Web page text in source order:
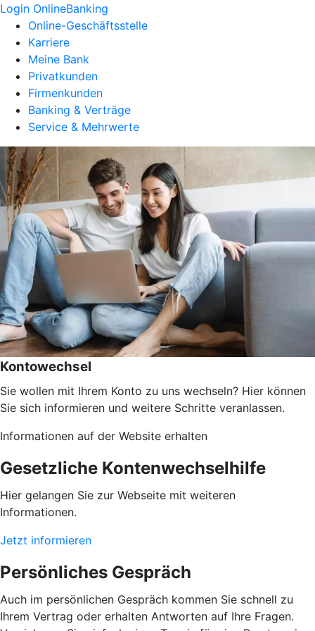
Login OnlineBanking
Online-Geschäftsstelle
Karriere
Meine Bank
Privatkunden
Firmenkunden
Banking & Verträge
Service & Mehrwerte
Kontowechsel
Sie wollen mit Ihrem Konto zu uns wechseln? Hier können
Sie sich informieren und weitere Schritte veranlassen.
Informationen auf der Website erhalten
Gesetzliche Kontenwechselhilfe
Hier gelangen Sie zur Webseite mit weiteren
Informationen.
Jetzt informieren
Persönliches Gespräch
Auch im persönlichen Gespräch kommen Sie schnell zu
Ihrem Vertrag oder erhalten Antworten auf Ihre Fragen.